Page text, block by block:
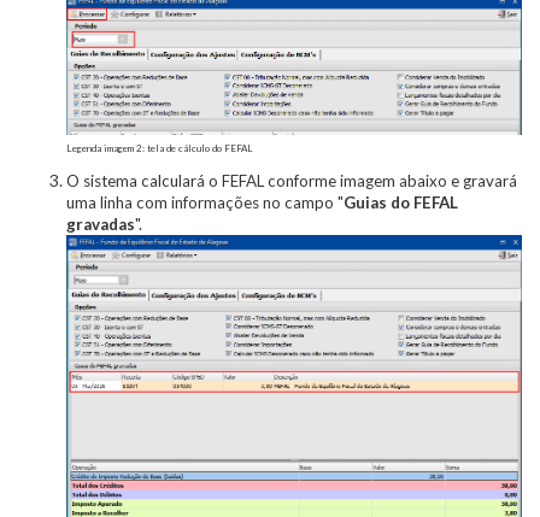
Legenda imagem 2: tela de cálculo do FEFAL
O sistema calculará o FEFAL conforme imagem abaixo e gravará
uma linha com informações no campo "Guias do FEFAL
gravadas".